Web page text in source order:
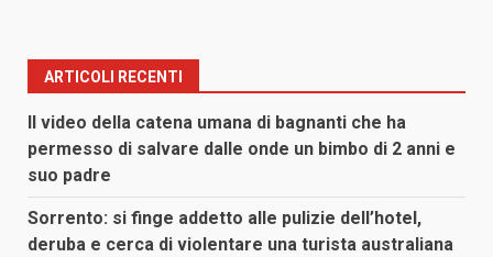
ARTICOLI RECENTI
Il video della catena umana di bagnanti che ha
permesso di salvare dalle onde un bimbo di 2 anni e
suo padre
Sorrento: si finge addetto alle pulizie dell’hotel,
deruba e cerca di violentare una turista australiana